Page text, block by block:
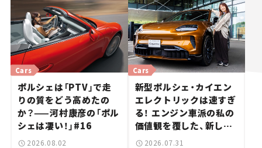
ポルシェは「PTV」で走
りの質をどう高めたの
か？——河村康彦の「ポル
シェは凄い！」#16
Cars
2026.08.02
新型ポルシェ・カイエン
エレクトリックは速すぎ
る！ エンジン車派の私の
価値観を覆した、新しい
ポルシェの走り。
Cars
2026.07.31